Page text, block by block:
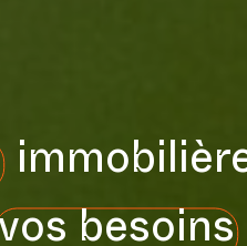
vos besoins